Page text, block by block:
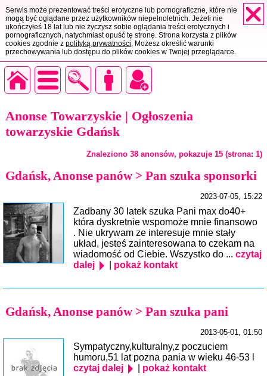
Serwis może prezentować treści erotyczne lub pornograficzne, które nie
mogą być oglądane przez użytkowników niepełnoletnich. Jeżeli nie
ukończyłeś 18 lat lub nie życzysz sobie oglądania treści erotycznych i
pornograficznych, natychmiast opuść tę stronę. Strona korzysta z plików
cookies zgodnie z polityką prywatności, Możesz określić warunki
przechowywania lub dostępu do plików cookies w Twojej przeglądarce.
Anonse Towarzyskie | Ogłoszenia
towarzyskie Gdańsk
Znaleziono 38 anonsów, pokazuje 15 (strona: 1)
Gdańsk, Anonse panów > Pan szuka sponsorki
2023-07-05, 15:22
Zadbany 30 latek szuka Pani max do40+
która dyskretnie wspomoże mnie finansowo
. Nie ukrywam ze interesuje mnie stały
układ, jesteś zainteresowana to czekam na
wiadomość od Ciebie. Wszystko do ... czytaj
dalej
pokaż kontakt
Gdańsk, Anonse panów > Pan szuka pani
2013-05-01, 01:50
Sympatyczny,kulturalny,z poczuciem
humoru,51 lat pozna pania w wieku 46-53 l
czytaj dalej
pokaż kontakt